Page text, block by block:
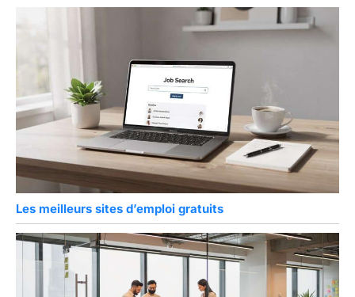
Les meilleurs sites d’emploi gratuits